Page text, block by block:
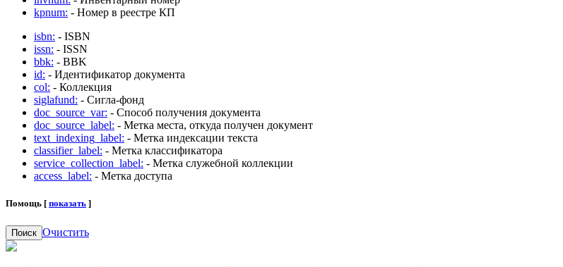
kpnum: - Номер в реестре КП
isbn: - ISBN
issn: - ISSN
bbk: - BBK
id: - Идентификатор документа
col: - Коллекция
siglafund: - Сигла-фонд
doc_source_var: - Способ получения документа
doc_source_label: - Метка места, откуда получен документ
text_indexing_label: - Метка индексации текста
classifier_label: - Метка классификатора
service_collection_label: - Метка служебной коллекции
access_label: - Метка доступа
Помощь [ показать ]
Поиск Очистить